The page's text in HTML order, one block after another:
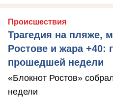
Происшествия
Трагедия на пляже,
Ростове и жара +40:
прошедшей недели
«Блокнот Ростов»
недели